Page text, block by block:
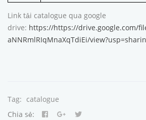
Link tải catalogue qua google
drive: https://https://drive.google.com/
aNNRmlRIqMnaXqTdiEi/
Tag: catalogue
Chia sẻ: